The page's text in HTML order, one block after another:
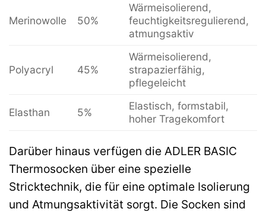
Merinowolle 50%
Wärmeisolierend,
feuchtigkeitsregulierend,
atmungsaktiv
Polyacryl 45%
Wärmeisolierend,
strapazierfähig,
pflegeleicht
Elasthan 5%
Elastisch, formstabil,
hoher Tragekomfort
Darüber hinaus verfügen die ADLER BASIC
Thermosocken über eine spezielle
Stricktechnik, die für eine optimale Isolierung
und Atmungsaktivität sorgt. Die Socken sind